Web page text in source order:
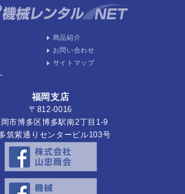
商品紹介
お問い合わせ
サイトマップ
福岡支店
〒812-0016
市博多区博多駅南2丁目1-9
筑紫通りセンタービル103号